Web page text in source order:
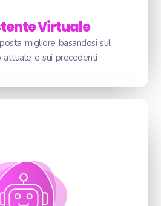
Virtuale
migliore basandosi sul
attuale e sui precedenti